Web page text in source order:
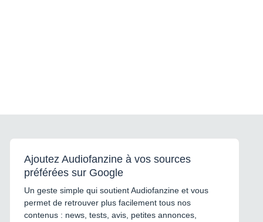
Ajoutez Audiofanzine à vos sources
préférées sur Google
Un geste simple qui soutient Audiofanzine et vous
permet de retrouver plus facilement tous nos
contenus : news, tests, avis, petites annonces,